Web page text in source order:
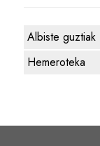
Albiste guztiak
Hemeroteka